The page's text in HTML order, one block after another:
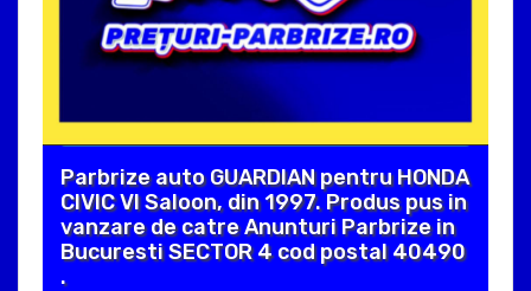
Parbrize auto GUARDIAN pentru HONDA
CIVIC VI Saloon, din 1997. Produs pus in
vanzare de catre Anunturi Parbrize in
Bucuresti SECTOR 4 cod postal 40490
.